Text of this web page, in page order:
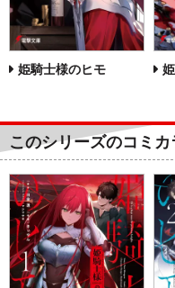
姫騎士様のヒモ
このシリーズのコミカ